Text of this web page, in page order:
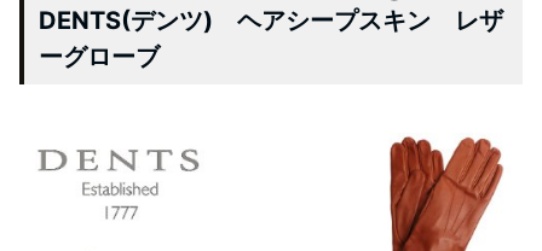
DENTS(デンツ) ヘアシープスキン レザ
ーグローブ